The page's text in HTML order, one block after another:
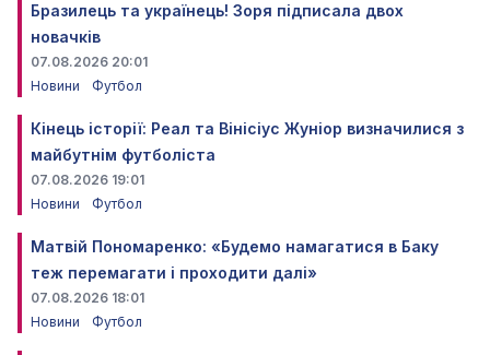
Бразилець та українець! Зоря підписала двох
новачків
07.08.2026 20:01
Новини
Футбол
Кінець історії: Реал та Вінісіус Жуніор визначилися з
майбутнім футболіста
07.08.2026 19:01
Новини
Футбол
Матвій Пономаренко: «Будемо намагатися в Баку
теж перемагати і проходити далі»
07.08.2026 18:01
Новини
Футбол